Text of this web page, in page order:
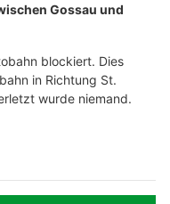
Gossau und
blockiert. Dies
in Richtung St.
wurde niemand.